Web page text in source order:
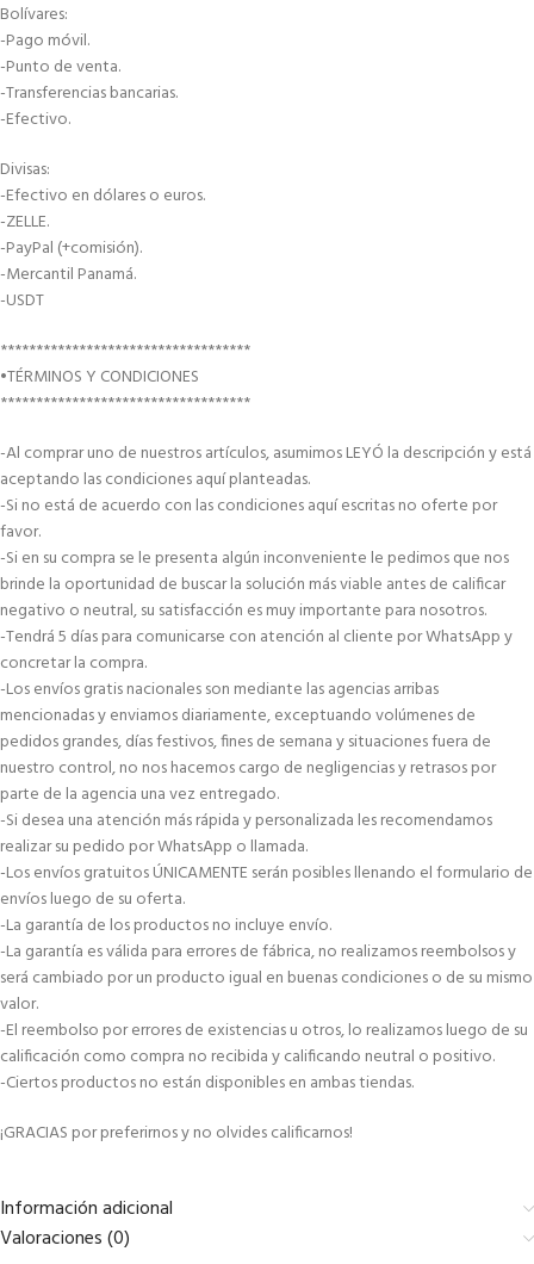
Bolívares:
-Pago móvil.
-Punto de venta.
-Transferencias bancarias.
-Efectivo.
Divisas:
-Efectivo en dólares o euros.
-ZELLE.
-PayPal (+comisión).
-Mercantil Panamá.
-USDT
***********************************
•TÉRMINOS Y CONDICIONES
***********************************
-Al comprar uno de nuestros artículos, asumimos LEYÓ la descripción y está
aceptando las condiciones aquí planteadas.
-Si no está de acuerdo con las condiciones aquí escritas no oferte por
favor.
-Si en su compra se le presenta algún inconveniente le pedimos que nos
brinde la oportunidad de buscar la solución más viable antes de calificar
negativo o neutral, su satisfacción es muy importante para nosotros.
-Tendrá 5 días para comunicarse con atención al cliente por WhatsApp y
concretar la compra.
-Los envíos gratis nacionales son mediante las agencias arribas
mencionadas y enviamos diariamente, exceptuando volúmenes de
pedidos grandes, días festivos, fines de semana y situaciones fuera de
nuestro control, no nos hacemos cargo de negligencias y retrasos por
parte de la agencia una vez entregado.
-Si desea una atención más rápida y personalizada les recomendamos
realizar su pedido por WhatsApp o llamada.
-Los envíos gratuitos ÚNICAMENTE serán posibles llenando el formulario de
envíos luego de su oferta.
-La garantía de los productos no incluye envío.
-La garantía es válida para errores de fábrica, no realizamos reembolsos y
será cambiado por un producto igual en buenas condiciones o de su mismo
valor.
-El reembolso por errores de existencias u otros, lo realizamos luego de su
calificación como compra no recibida y calificando neutral o positivo.
-Ciertos productos no están disponibles en ambas tiendas.
¡GRACIAS por preferirnos y no olvides calificarnos!
Información adicional
Valoraciones (0)